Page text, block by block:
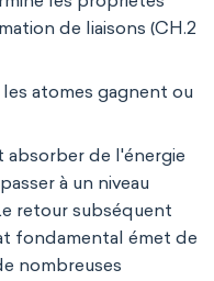
de liaisons (CH.2
atomes gagnent ou
absorber de l'énergie
à un niveau
retour subséquent
fondamental émet de
nombreuses